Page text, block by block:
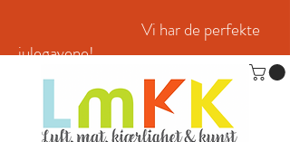
Vi har de perfekte
julegavene!